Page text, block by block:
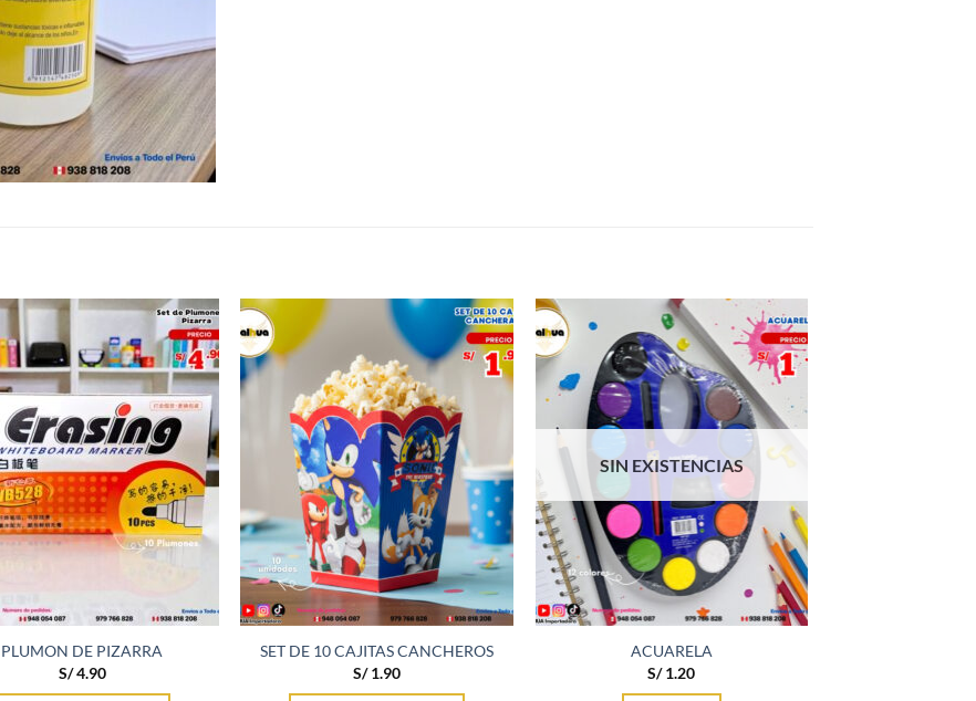
PLUMON DE PIZARRA
S/4.90
SET DE 10 CAJITAS CANCHEROS
S/1.90
SIN EXISTENCIAS
ACUARELA
S/1.20